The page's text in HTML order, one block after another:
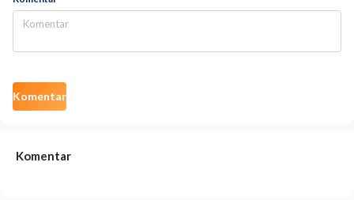
Komentar
Komentar